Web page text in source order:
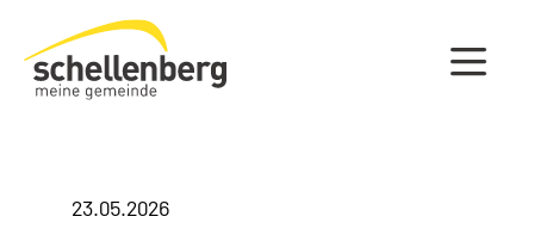
Gemeinde Schellenberg Startseite
23.05.2026